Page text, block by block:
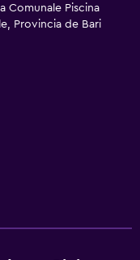
Comunale Piscina
Provincia de Bari